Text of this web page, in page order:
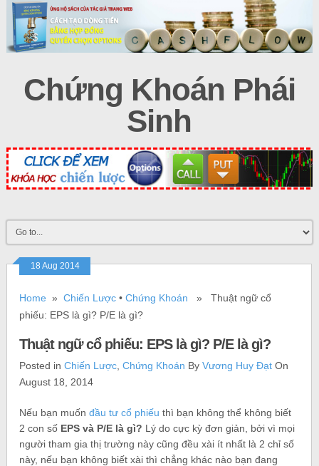
Chứng Khoán Phái
Sinh
18 Aug 2014
Home »Chiến Lược •Chứng Khoán » Thuật ngữ cổ
phiếu: EPS là gì? P/E là gì?
Thuật ngữ cổ phiếu: EPS là gì? P/E là gì?
Posted inChiến Lược ,Chứng Khoán ByVương Huy Đạt On
August 18, 2014
Nếu bạn muốnđầu tư cổ phiếu thì bạn không thể không biết
2 con số EPS và P/E là gì? Lý do cực kỳ đơn giản, bởi vì mọi
người tham gia thị trường này cũng đều xài ít nhất là 2 chỉ số
này, nếu bạn không biết xài thì chẳng khác nào bạn đang